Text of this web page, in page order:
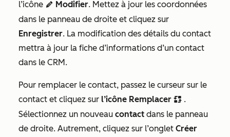
l’icône edit Modifier. Mettez à jour les coordonnées
dans le panneau de droite et cliquez sur
Enregistrer. La modification des détails du contact
mettra à jour la fiche d’informations d’un contact
dans le CRM.
Pour remplacer le contact, passez le curseur sur le
contact et cliquez sur l’icône Remplacer replace .
Sélectionnez un nouveau contact dans le panneau
de droite. Autrement, cliquez sur l’onglet Créer